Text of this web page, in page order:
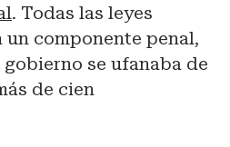
. Todas las leyes
un componente penal,
se ufanaba de
de cien